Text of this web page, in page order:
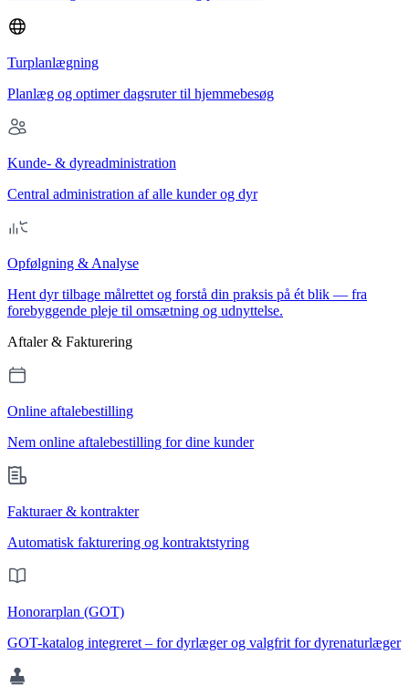
Turplanlægning
Planlæg og optimer dagsruter til hjemmebesøg
Kunde- & dyreadministration
Central administration af alle kunder og dyr
Opfølgning & Analyse
Hent dyr tilbage målrettet og forstå din praksis på ét blik — fra
forebyggende pleje til omsætning og udnyttelse.
Aftaler & Fakturering
Online aftalebestilling
Nem online aftalebestilling for dine kunder
Fakturaer & kontrakter
Automatisk fakturering og kontraktstyring
Honorarplan (GOT)
GOT-katalog integreret – for dyrlæger og valgfrit for dyrenaturlæger